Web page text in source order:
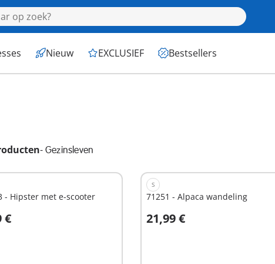
Nieuw EXCLUSIEF Bestsellers
- Gezinsleven
- Hipster met e-scooter
€
S
71251 - Alpaca wandeling
21,99 €